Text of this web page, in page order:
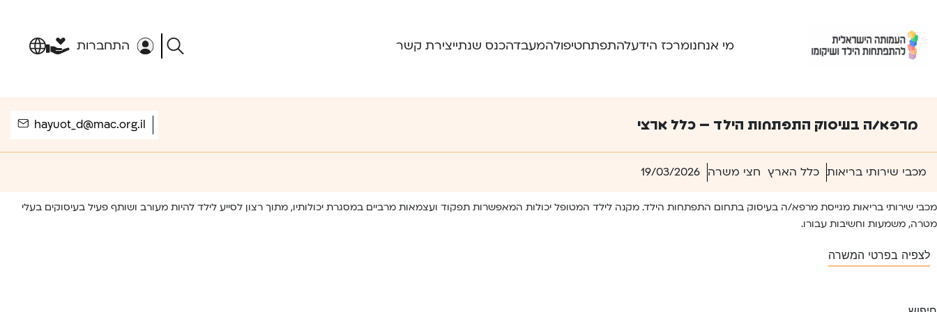
content
מי אנחנומרכז הידעלהתפתחטיפולהמעבדהכנס שנתייצירת קשר התחברות
מרפא/ה בעיסוק התפתחות הילד – כלל ארצי hayuot_d@mac.org.il
מכבי שירותי בריאות כלל הארץ חצי משרה 19/03/2026
מכבי שירותי בריאות מגייסת מרפא/ה בעיסוק בתחום התפתחות הילד. מקנה לילד המטופל יכולות המאפשרות תפקוד ועצמאות מרביים במסגרת יכולותיו, מתוך רצון לסייע לילד להיות מעורב ושותף פעיל בעיסוקים בעלי
מטרה, משמעות וחשיבות עבורו.
לצפיה בפרטי המשרה